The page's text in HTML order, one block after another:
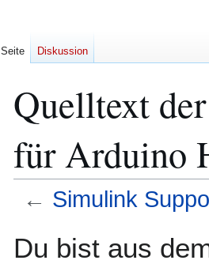
Quelltext
für Arduino
← Simulink
Navigation
Suche
Du bist aus
Seite Diskussion